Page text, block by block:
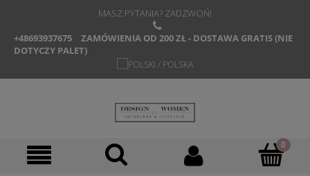
MASZ PYTANIA? ZADZWOŃ!
+48693937675
ZAMÓWIENIA OD 200 ZŁ - DOSTAWA GRATIS (NIE
DOTYCZY PALET)